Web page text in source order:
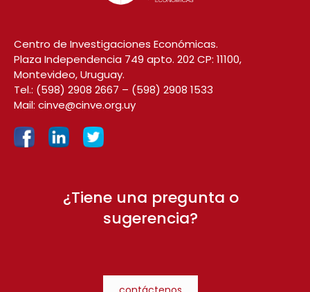
Centro de Investigaciones Económicas.
Plaza Independencia 749 apto. 202 CP: 11100,
Montevideo, Uruguay.
Tel.: (598) 2908 2667 – (598) 2908 1533
Mail: cinve@cinve.org.uy
¿Tiene una pregunta o
sugerencia?